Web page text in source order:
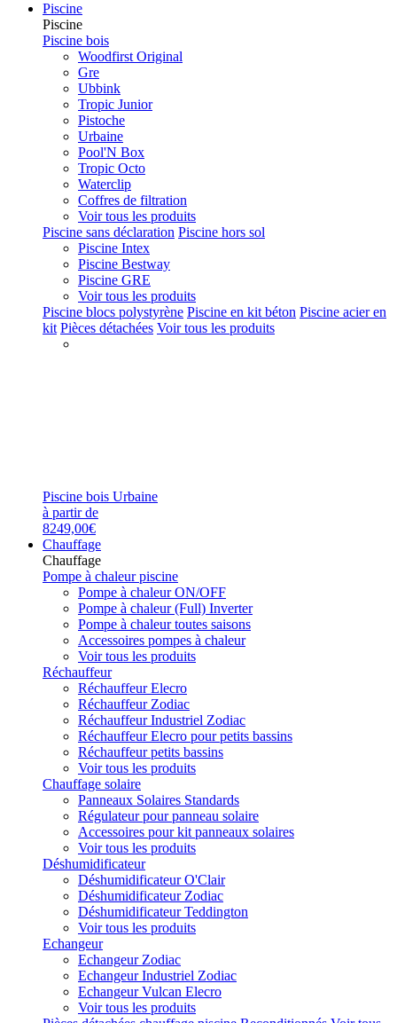
Piscine
Piscine
Piscine bois
Woodfirst Original
Gre
Ubbink
Tropic Junior
Pistoche
Urbaine
Pool'N Box
Tropic Octo
Waterclip
Coffres de filtration
Voir tous les produits
Piscine sans déclaration Piscine hors sol
Piscine Intex
Piscine Bestway
Piscine GRE
Voir tous les produits
Piscine blocs polystyrène Piscine en kit béton Piscine acier en
kit Pièces détachées Voir tous les produits
Piscine bois Urbaine
à partir de
8249,00€
Chauffage
Chauffage
Pompe à chaleur piscine
Pompe à chaleur ON/OFF
Pompe à chaleur (Full) Inverter
Pompe à chaleur toutes saisons
Accessoires pompes à chaleur
Voir tous les produits
Réchauffeur
Réchauffeur Elecro
Réchauffeur Zodiac
Réchauffeur Industriel Zodiac
Réchauffeur Elecro pour petits bassins
Réchauffeur petits bassins
Voir tous les produits
Chauffage solaire
Panneaux Solaires Standards
Régulateur pour panneau solaire
Accessoires pour kit panneaux solaires
Voir tous les produits
Déshumidificateur
Déshumidificateur O'Clair
Déshumidificateur Zodiac
Déshumidificateur Teddington
Voir tous les produits
Echangeur
Echangeur Zodiac
Echangeur Industriel Zodiac
Echangeur Vulcan Elecro
Voir tous les produits